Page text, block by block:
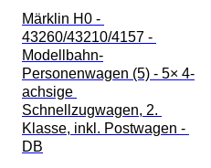
Märklin H0 -
43260/43210/4157 -
Modellbahn-
Personenwagen (5) - 5× 4-
achsige
Schnellzugwagen, 2.
Klasse, inkl. Postwagen -
DB